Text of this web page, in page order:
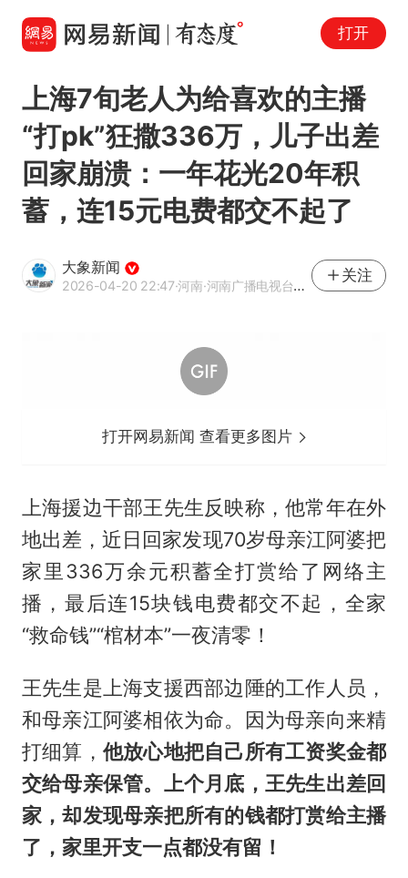
打开
上海7旬老人为给喜欢的主播
“打pk”狂撒336万，儿子出差
回家崩溃：一年花光20年积
蓄，连15元电费都交不起了
大象新闻
2026-04-20 22:47·河南·河南广播电视台官方网易号
关注
打开网易新闻 查看更多图片
上海援边干部王先生反映称，他常年在外
地出差，近日回家发现70岁母亲江阿婆把
家里336万余元积蓄全打赏给了网络主
播，最后连15块钱电费都交不起，全家
“救命钱”“棺材本”一夜清零！
王先生是上海支援西部边陲的工作人员，
和母亲江阿婆相依为命。因为母亲向来精
打细算， 他放心地把自己所有工资奖金都
交给母亲保管。上个月底，王先生出差回
家，却发现母亲把所有的钱都打赏给主播
了，家里开支一点都没有留！